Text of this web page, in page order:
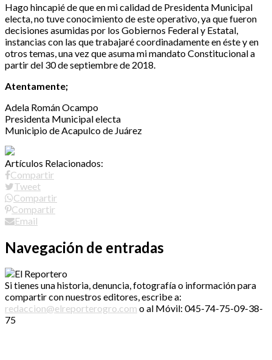
Hago hincapié de que en mi calidad de Presidenta Municipal
electa, no tuve conocimiento de este operativo, ya que fueron
decisiones asumidas por los Gobiernos Federal y Estatal,
instancias con las que trabajaré coordinadamente en éste y en
otros temas, una vez que asuma mi mandato Constitucional a
partir del 30 de septiembre de 2018.
Atentamente;
Adela Román Ocampo
Presidenta Municipal electa
Municipio de Acapulco de Juárez
Artículos Relacionados:
Compartir
Tweet
Compartir
Compartir
Email
Navegación de entradas
Si tienes una historia, denuncia, fotografía o información para
compartir con nuestros editores, escribe a:
redaccion@elreporterogro.com o al Móvil: 045-74-75-09-38-
75